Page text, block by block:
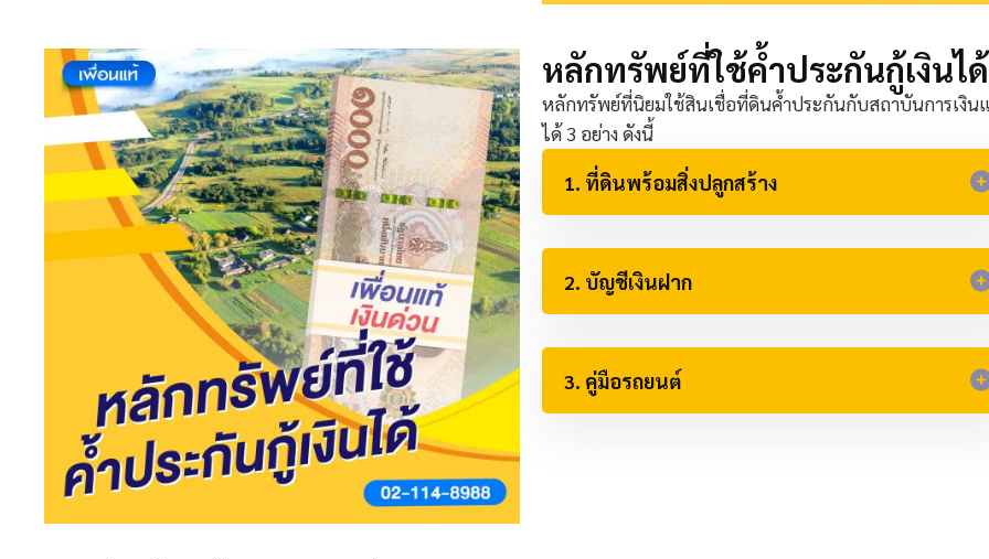
หลักทรัพย์ที่ใช้ค้ำประกันกู้เงินได้​
หลักทรัพย์ที่นิยมใช้สินเชื่อที่ดินค้ำประกันกับสถาบันการเงิน
ได้ 3 อย่าง ดังนี้
1. ที่ดินพร้อมสิ่งปลูกสร้าง
2. บัญชีเงินฝาก​
3. คู่มือรถยนต์​